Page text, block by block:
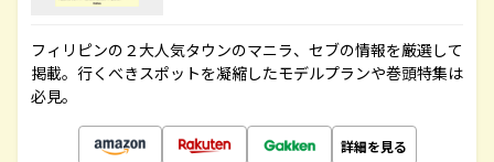
フィリピンの２大人気タウンのマニラ、セブの情報を厳選して
掲載。行くべきスポットを凝縮したモデルプランや巻頭特集は
必見。
詳細を見る